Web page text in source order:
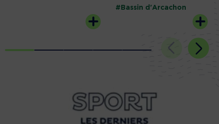
#Bassin d'Arcachon